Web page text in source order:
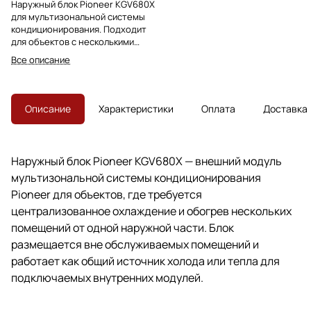
Наружный блок Pioneer KGV680X
для мультизональной системы
кондиционирования. Подходит
для объектов с несколькими
климатическими зонами и
работает с внутренними
Все описание
Описание Характеристики Оплата Доставка
Наружный блок Pioneer KGV680X — внешний модуль
мультизональной системы кондиционирования
Pioneer для объектов, где требуется
централизованное охлаждение и обогрев нескольких
помещений от одной наружной части. Блок
размещается вне обслуживаемых помещений и
работает как общий источник холода или тепла для
подключаемых внутренних модулей.